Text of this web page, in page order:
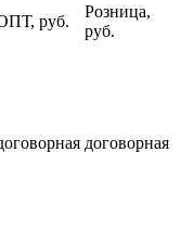
руб.
Розница,
руб.
договорная